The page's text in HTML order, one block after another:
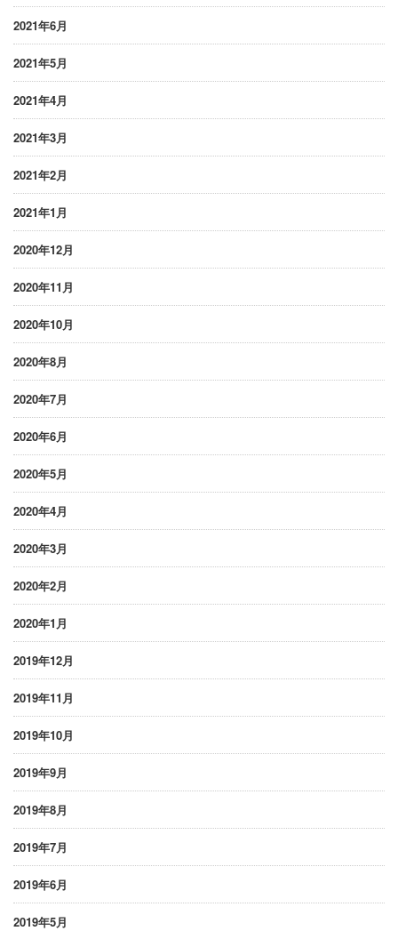
2021年6月
2021年5月
2021年4月
2021年3月
2021年2月
2021年1月
2020年12月
2020年11月
2020年10月
2020年8月
2020年7月
2020年6月
2020年5月
2020年4月
2020年3月
2020年2月
2020年1月
2019年12月
2019年11月
2019年10月
2019年9月
2019年8月
2019年7月
2019年6月
2019年5月